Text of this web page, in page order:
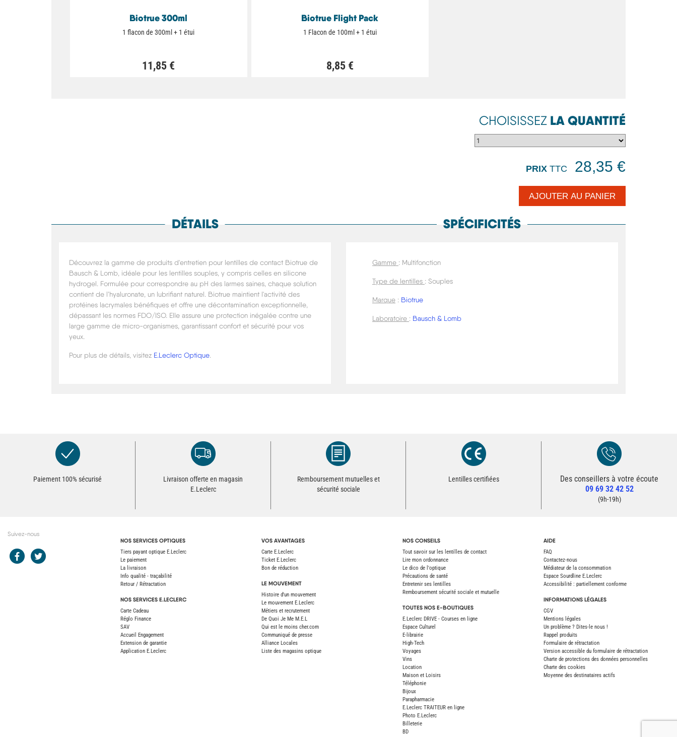
Biotrue 300ml
1 flacon de 300ml + 1 étui
11,85 €
Biotrue Flight Pack
1 Flacon de 100ml + 1 étui
8,85 €
CHOISISSEZ LA QUANTITÉ
PRIX TTC 28,35 €
DÉTAILS
Découvrez la gamme de produits d'entretien pour lentilles de contact Biotrue de
Bausch & Lomb, idéale pour les lentilles souples, y compris celles en silicone
hydrogel. Formulée pour correspondre au pH des larmes saines, chaque solution
contient de l’hyaluronate, un lubrifiant naturel. Biotrue maintient l'activité des
protéines lacrymales bénéfiques et offre une décontamination exceptionnelle,
dépassant les normes FDO/ISO. Elle assure une protection inégalée contre une
large gamme de micro-organismes, garantissant confort et sécurité pour vos
yeux.
Pour plus de détails, visitez E.Leclerc Optique.
SPÉCIFICITÉS
Gamme : Multifonction
Type de lentilles : Souples
Marque : Biotrue
Laboratoire : Bausch & Lomb
Paiement 100% sécurisé
Livraison offerte en magasin
E.Leclerc
Remboursement mutuelles et
sécurité sociale
Lentilles certifiées Redirection vers la page Contact du site
Des conseillers à votre écoute
09 69 32 42 52
Contacter un conseiller
(9h-19h)
Suivez-nous
Redirection vers le compte Facebook E.Leclerc
Redirection vers le compte Twitter E.Leclerc
NOS SERVICES OPTIQUES
Tiers payant optique E.Leclerc
Le paiement
La livraison
Info qualité - traçabilité
Retour / Rétractation
NOS SERVICES E.LECLERC
Carte Cadeau
Réglo Finance
SAV
Accueil Engagement
Extension de garantie
Application E.Leclerc
VOS AVANTAGES
Carte E.Leclerc
Ticket E.Leclerc
Bon de réduction
LE MOUVEMENT
Histoire d'un mouvement
Le mouvement E.Leclerc
Métiers et recrutement
De Quoi Je Me M.E.L
Qui est le moins cher.com
Communiqué de presse
Alliance Locales
Liste des magasins optique
NOS CONSEILS
Tout savoir sur les lentilles de contact
Lire mon ordonnance
Le dico de l'optique
Précautions de santé
Entretenir ses lentilles
Remboursement sécurité sociale et mutuelle
TOUTES NOS E-BOUTIQUES
E.Leclerc DRIVE - Courses en ligne
Espace Culturel
E-librairie
High-Tech
Voyages
Vins
Location
Maison et Loisirs
Téléphonie
Bijoux
Parapharmacie
E.Leclerc TRAITEUR en ligne
Photo E.Leclerc
Billeterie
BD
AIDE
FAQ
Contactez-nous
Médiateur de la consommation
Espace Sourdline E.Leclerc
Accessibilité : partiellement conforme
INFORMATIONS LÉGALES
CGV
Mentions légales
Un problème ? Dites-le nous !
Rappel produits
Formulaire de rétractation
(document non accessible)
Version accessible du formulaire de rétractation
Charte de protections des données personnelles
Charte des cookies
Moyenne des destinataires actifs